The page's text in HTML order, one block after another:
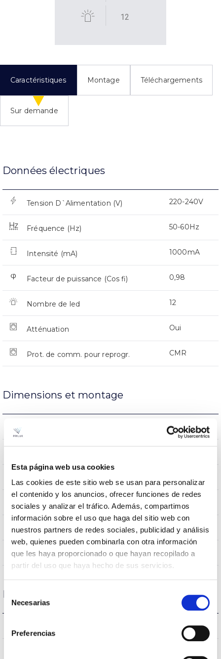
Esta página web usa cookies
Las cookies de este sitio web se usan para personalizar
el contenido y los anuncios, ofrecer funciones de redes
sociales y analizar el tráfico. Además, compartimos
información sobre el uso que haga del sitio web con
nuestros partners de redes sociales, publicidad y análisis
web, quienes pueden combinarla con otra información
que les haya proporcionado o que hayan recopilado a
partir del uso que haya hecho de sus servicios.
Selección
consentimiento
Necesarias
Preferencias
12
Caractéristiques Montage Téléchargements
Sur demande
Données électriques
Tension D`Alimentation (V) 220-240V
Fréquence (Hz) 50-60Hz
Intensité (mA) 1000mA
Facteur de puissance (Cos fi) 0,98
Nombre de led 12
Atténuation Oui
Prot. de comm. pour reprogr. CMR
Dimensions et montage
Support de bras
Poids
Dimensions Ø600x655mm
Position de montage Support de bras
Empalmable Non
Données optiques
3.000K